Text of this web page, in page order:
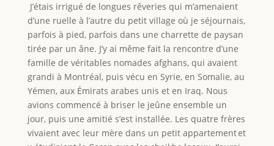
J’étais irrigué de longues rêveries qui m’amenaient
d’une ruelle à l’autre du petit village où je séjournais,
parfois à pied, parfois dans une charrette de paysan
tirée par un âne. J’y ai même fait la rencontre d’une
famille de véritables nomades afghans, qui avaient
grandi à Montréal, puis vécu en Syrie, en Somalie, au
Yémen, aux Émirats arabes unis et en Iraq. Nous
avions commencé à briser le jeûne ensemble un
jour, puis une amitié s’est installée. Les quatre frères
vivaient avec leur mère dans un petit appartement et